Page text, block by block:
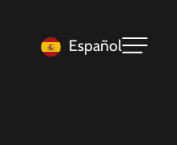
Español